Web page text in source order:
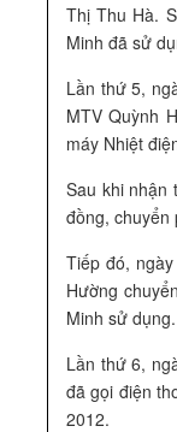
Thị Thu Hà.
Minh đã sử
Lần thứ 5,
MTV Quỳnh
máy Nhiệt
Sau khi nhận
đồng, chuyển
Tiếp đó,
Hường
Minh sử
Lần thứ 6,
đã gọi điện
2012.